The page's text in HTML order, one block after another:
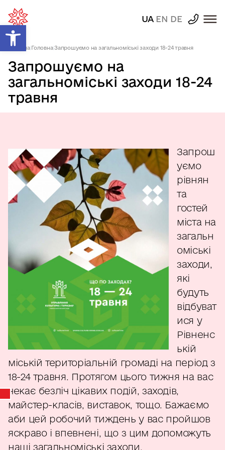
Відкрити Панель інструментів
UA EN DE
Головна| Головна|Запрошуємо на загальноміські заходи 18-24 травня
Запрошуємо на
загальноміські заходи 18-24
травня
Запрош
уємо
рівнян
та
гостей
міста на
загальн
оміські
заходи,
які
будуть
відбуват
ися у
Рівненс
ькій
міській територіальній громаді на період з
18-24 травня. Протягом цього тижня на вас
чекає безліч цікавих подій, заходів,
майстер-класів, виставок, тощо. Бажаємо
аби цей робочий тиждень у вас пройшов
яскраво і впевнені, що з цим допоможуть
наші загальноміські заходи.